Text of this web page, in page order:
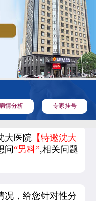
病情分析 专家挂号
大医院 【特邀沈大
问“男科”,相关问题
况，给您针对性分